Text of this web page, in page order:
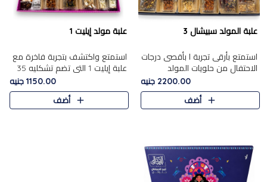
علبة المولد سبيشال 3
استمتع بأرقى تجربة ا بأقصى درجات
الاحتفال من حلويات المولد
المصريه الأصيلة مع هذه الفخامة
مع علبة سبيشال 3 التي تضم 56
قطعة من تشكيلة استثن..
2200.00 جنيه
أضف
علبة مولد إيليت 1
استمتع واكتشف بتجربة فاخرة مع
علبة إيليت 1 التي تضم تشكليه 35
قطعة من أرقى حلويات المولد
المصري الأصيلة ,معروضة بشكل
جميل في علبة أنيقة ، في..
1150.00 جنيه
أضف